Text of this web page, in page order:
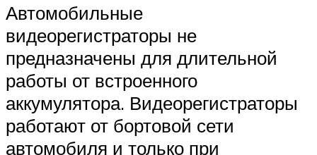
Автомобильные
видеорегистраторы не
предназначены для длительной
работы от встроенного
аккумулятора. Видеорегистраторы
работают от бортовой сети
автомобиля и только при